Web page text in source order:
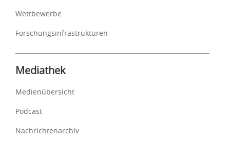
Wettbewerbe
Forschungsinfrastrukturen
Mediathek
Medienübersicht
Podcast
Nachrichtenarchiv